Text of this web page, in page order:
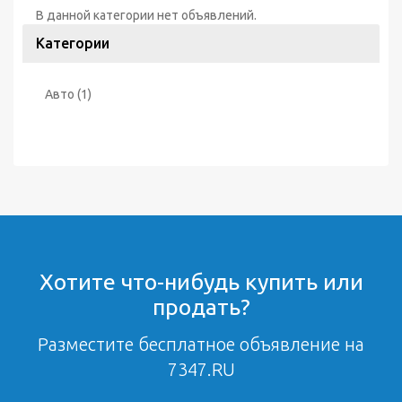
В данной категории нет объявлений.
Категории
Авто (1)
Хотите что-нибудь купить или
продать?
Разместите бесплатное объявление на
7347.RU